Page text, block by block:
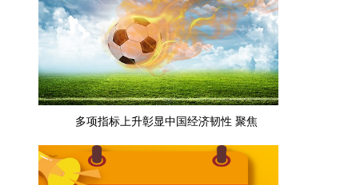
多项指标上升彰显中国经济韧性 聚焦